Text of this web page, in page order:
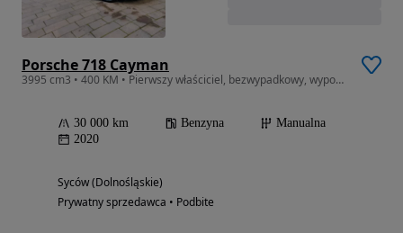
Porsche 718 Cayman
3995 cm3 • 400 KM • Pierwszy właściciel, bezwypadkowy, wyposażenie dodatkowe za 100 000zł
30 000 km Benzyna
Manualna
2020
Syców (Dolnośląskie)
Prywatny sprzedawca • Podbite